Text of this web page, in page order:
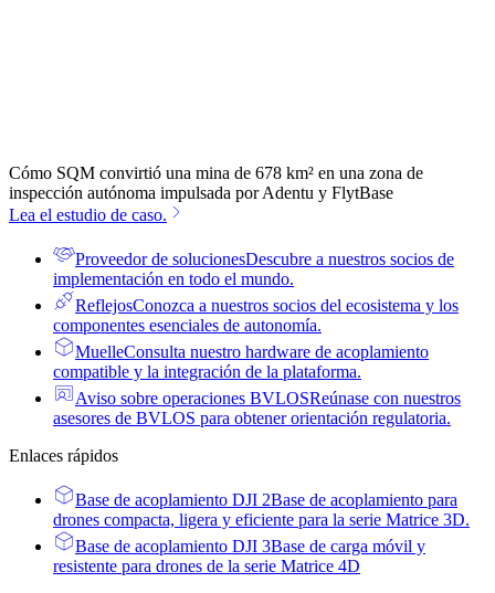
Cómo SQM convirtió una mina de 678 km² en una zona de
inspección autónoma impulsada por Adentu y FlytBase
Lea el estudio de caso.
Proveedor de solucionesDescubre a nuestros socios de
implementación en todo el mundo.
ReflejosConozca a nuestros socios del ecosistema y los
componentes esenciales de autonomía.
MuelleConsulta nuestro hardware de acoplamiento
compatible y la integración de la plataforma.
Aviso sobre operaciones BVLOSReúnase con nuestros
asesores de BVLOS para obtener orientación regulatoria.
Enlaces rápidos
Base de acoplamiento DJI 2Base de acoplamiento para
drones compacta, ligera y eficiente para la serie Matrice 3D.
Base de acoplamiento DJI 3Base de carga móvil y
resistente para drones de la serie Matrice 4D